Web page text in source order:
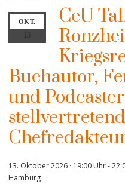
OKT.
CeU
Buchautor,
und
13. Oktober 2026 · 19:00 Uhr-
Hamburg